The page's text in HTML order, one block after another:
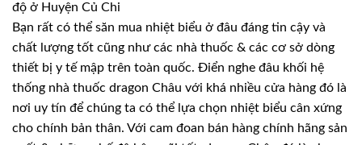
độ ở Huyện Củ Chi
Bạn rất có thể săn mua nhiệt biểu ở đâu đáng tin cậy và
chất lượng tốt cũng như các nhà thuốc & các cơ sở dòng
thiết bị y tế mập trên toàn quốc. Điển nghe đâu khối hệ
thống nhà thuốc dragon Châu với khá nhiều cửa hàng đó là
nơi uy tín để chúng ta có thể lựa chọn nhiệt biểu cân xứng
cho chính bản thân. Với cam đoan bán hàng chính hãng sản